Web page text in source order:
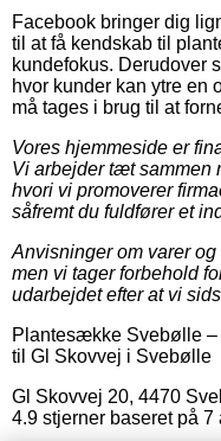
Facebook bringer dig
til at få kendskab til
kundefokus. Derudover
hvor kunder kan ytre en
må tages i brug til at
Vores hjemmeside er
Vi arbejder tæt sammen
hvori vi promoverer
såfremt du fuldfører et
Anvisninger om varer
men vi tager forbehold
udarbejdet efter at vi
Plantesække Svebølle –
til Gl Skovvej i Svebølle
Gl Skovvej 20, 4470
4.9 stjerner baseret på 7